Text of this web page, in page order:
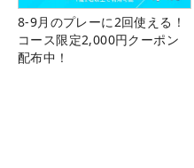
8-9月のプレーに2回使える！
コース限定2,000円クーポン
配布中！